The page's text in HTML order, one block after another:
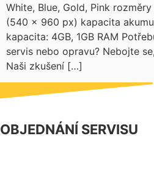
White, Blue, Gold, Pink rozměry
(540 x 960 px) kapacita
kapacita: 4GB, 1GB RAM
servis nebo opravu? Nebojte
Naši zkušení […]
OBJEDNÁNÍ SERVISU